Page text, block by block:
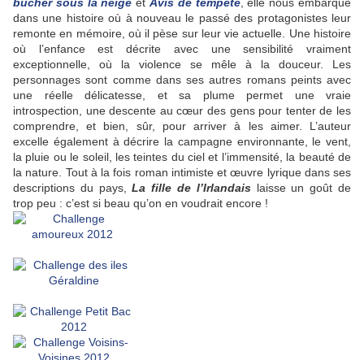
dans une histoire où à nouveau le passé des protagonistes leur
remonte en mémoire, où il pèse sur leur vie actuelle. Une histoire
où l’enfance est décrite avec une sensibilité vraiment
exceptionnelle, où la violence se mêle à la douceur. Les
personnages sont comme dans ses autres romans peints avec
une réelle délicatesse, et sa plume permet une vraie
introspection, une descente au cœur des gens pour tenter de les
comprendre, et bien, sûr, pour arriver à les aimer. L’auteur
excelle également à décrire la campagne environnante, le vent,
la pluie ou le soleil, les teintes du ciel et l’immensité, la beauté de
la nature. Tout à la fois roman intimiste et œuvre lyrique dans ses
descriptions du pays,La fille de l’Irlandais laisse un goût de
trop peu : c’est si beau qu’on en voudrait encore !